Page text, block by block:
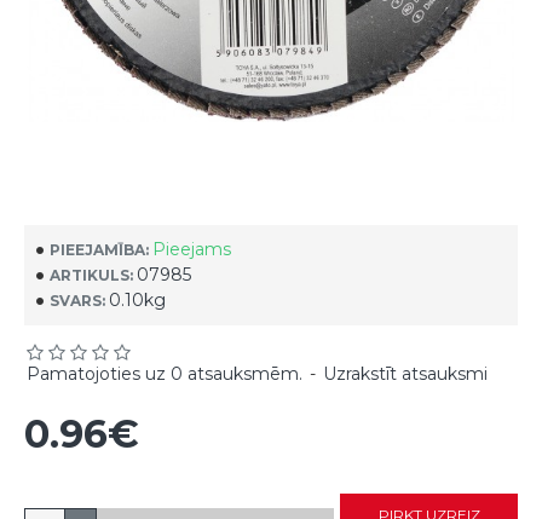
PIEEJAMĪBA: Pieejams
ARTIKULS: 07985
SVARS: 0.10kg
Pamatojoties uz 0 atsauksmēm. - Uzrakstīt atsauksmi
0.96€
PIRKT UZREIZ